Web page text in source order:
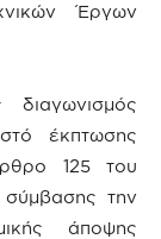
Έργων
διαγωνισμός
έκπτωσης
125 του
σύμβασης την
άποψης